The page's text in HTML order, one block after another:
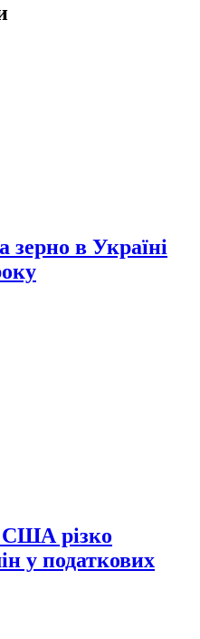
зерно в Україні
США різко
у податкових